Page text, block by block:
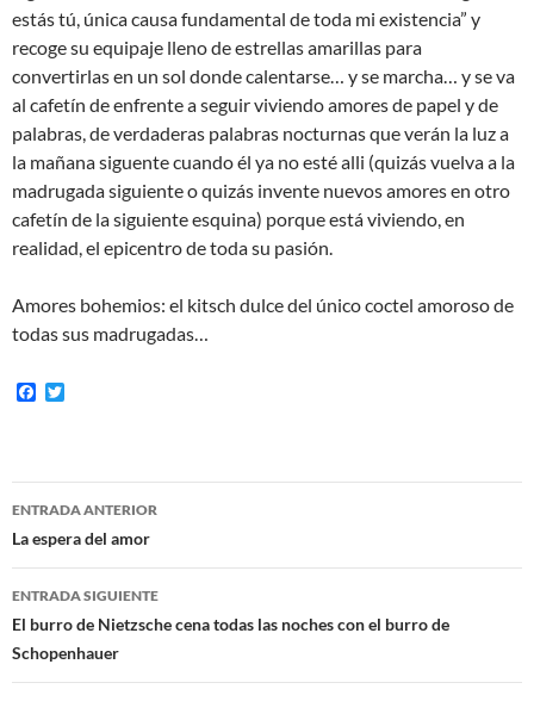
estás tú, única causa fundamental de toda mi existencia” y
recoge su equipaje lleno de estrellas amarillas para
convertirlas en un sol donde calentarse… y se marcha… y se va
al cafetín de enfrente a seguir viviendo amores de papel y de
palabras, de verdaderas palabras nocturnas que verán la luz a
la mañana siguente cuando él ya no esté alli (quizás vuelva a la
madrugada siguiente o quizás invente nuevos amores en otro
cafetín de la siguiente esquina) porque está viviendo, en
realidad, el epicentro de toda su pasión.
Amores bohemios: el kitsch dulce del único coctel amoroso de
todas sus madrugadas…
F
o
o
e
r
Navegación
de
entradas
ENTRADA ANTERIOR
La espera del amor
ENTRADA SIGUIENTE
El burro de Nietzsche cena todas las noches con el burro de
Schopenhauer